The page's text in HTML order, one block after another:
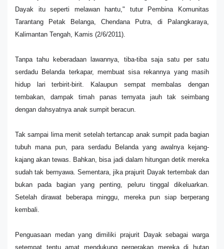
Dayak itu seperti melawan hantu," tutur Pembina Komunitas
Tarantang Petak Belanga, Chendana Putra, di Palangkaraya,
Kalimantan Tengah, Kamis (2/6/2011).
Tanpa tahu keberadaan lawannya, tiba-tiba saja satu per satu
serdadu Belanda terkapar, membuat sisa rekannya yang masih
hidup lari terbirit-birit. Kalaupun sempat membalas dengan
tembakan, dampak timah panas ternyata jauh tak seimbang
dengan dahsyatnya anak sumpit beracun.
Tak sampai lima menit setelah tertancap anak sumpit pada bagian
tubuh mana pun, para serdadu Belanda yang awalnya kejang-
kajang akan tewas. Bahkan, bisa jadi dalam hitungan detik mereka
sudah tak bernyawa. Sementara, jika prajurit Dayak tertembak dan
bukan pada bagian yang penting, peluru tinggal dikeluarkan.
Setelah dirawat beberapa minggu, mereka pun siap berperang
kembali.
Penguasaan medan yang dimiliki prajurit Dayak sebagai warga
setempat tentu amat mendukung pergerakan mereka di hutan